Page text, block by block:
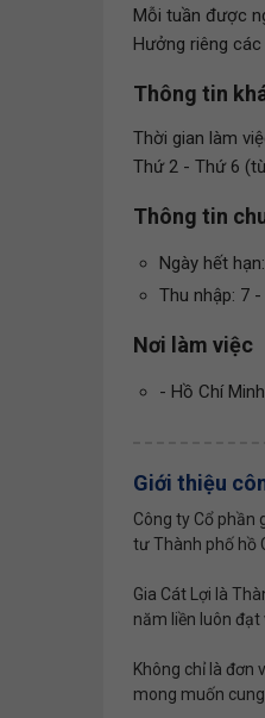
Mỗi tuần được
Hưởng riêng
Thông tin
Thời gian làm
Thứ 2 - Thứ 6
Thông tin
Ngày hết
Thu nhập: 7
Nơi làm việc
- Hồ Chí
Giới thiệu
Công ty Cổ phần
tư Thành phố hồ
Gia Cát Lợi là
năm liền luôn
Không chỉ là đơn
mong muốn cung